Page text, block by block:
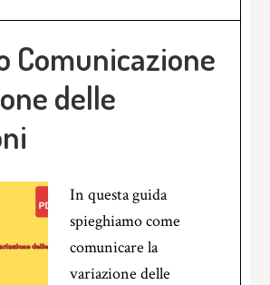
Comunicazione
delle
In questa guida
spieghiamo come
comunicare la
variazione delle